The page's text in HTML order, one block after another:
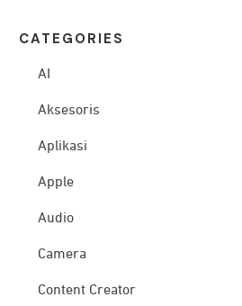
CATEG ORIES
AI
Aksesoris
Aplikasi
Apple
Audio
Camera
Content Creator